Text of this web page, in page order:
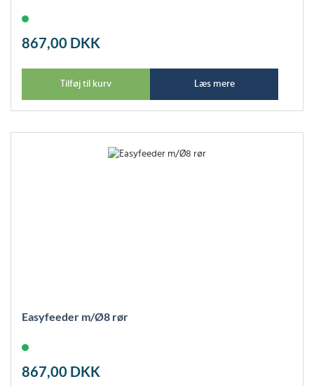
867,00 DKK
Tilføj til kurv Læs mere
Easyfeeder m/Ø8 rør
867,00 DKK